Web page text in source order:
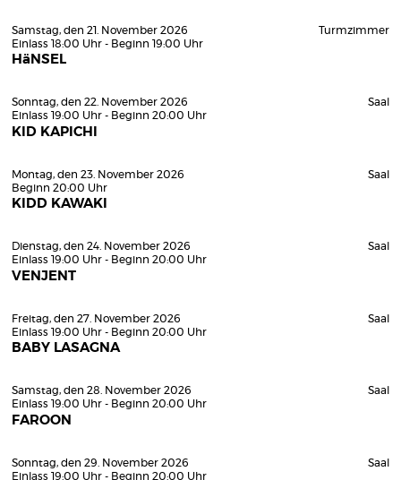
Samstag, den 21. November 2026
Einlass 18:00 Uhr - Beginn 19:00 Uhr
HäNSEL
Turmzimmer
Sonntag, den 22. November 2026
Einlass 19:00 Uhr - Beginn 20:00 Uhr
KID KAPICHI
Saal
Montag, den 23. November 2026
Beginn 20:00 Uhr
KIDD KAWAKI
Saal
Dienstag, den 24. November 2026
Einlass 19:00 Uhr - Beginn 20:00 Uhr
VENJENT
Saal
Freitag, den 27. November 2026
Einlass 19:00 Uhr - Beginn 20:00 Uhr
BABY LASAGNA
Saal
Samstag, den 28. November 2026
Einlass 19:00 Uhr - Beginn 20:00 Uhr
FAROON
Saal
Sonntag, den 29. November 2026
Einlass 19:00 Uhr - Beginn 20:00 Uhr
Saal